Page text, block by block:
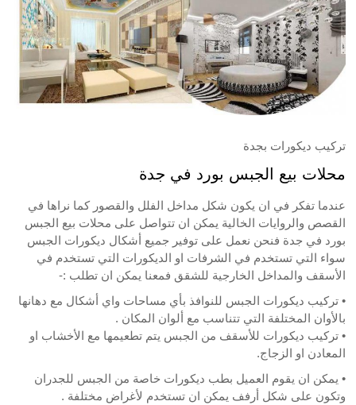
تركيب ديكورات بجدة
محلات بيع الجبس بورد في جدة
عندما تفكر في ان يكون شكل مداخل الفلل والقصور كما نراها في
القصص والروايات الخالية يمكن ان تتواصل على محلات بيع الجبس
بورد في جدة فنحن نعمل على توفير جميع أشكال ديكورات الجبس
سواء التي تستخدم في الشرفات او الديكورات التي تستخدم في
الأسقف والمداخل الخارجية للشقق فمعنا يمكن ان تطلب :-
• تركيب ديكورات الجبس للنوافذ بأي مساحات واي أشكال مع دهانها
بالأوان المختلفة التي تتناسب مع ألوان المكان .
• تركيب ديكورات للأسقف من الجبس يتم تطعيمها مع الأخشاب او
المعادن او الزجاج.
• يمكن ان يقوم العميل بطب ديكورات خاصة من الجبس للجدران
وتكون على شكل أرفف يمكن ان تستخدم لأغراض مختلفة .